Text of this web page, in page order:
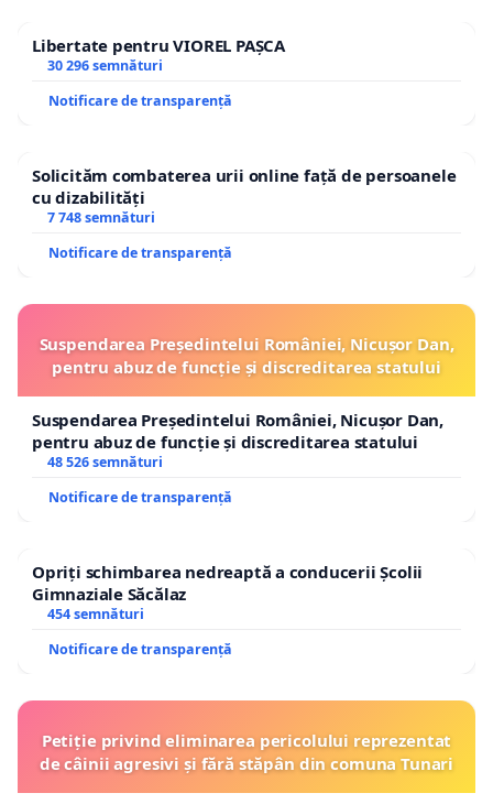
Libertate pentru VIOREL PAȘCA
30 296 semnături
Notificare de transparență
Solicităm combaterea urii online față de persoanele
cu dizabilități
7 748 semnături
Notificare de transparență
Suspendarea Președintelui României, Nicușor Dan,
pentru abuz de funcție și discreditarea statului
Suspendarea Președintelui României, Nicușor Dan,
pentru abuz de funcție și discreditarea statului
48 526 semnături
Notificare de transparență
Opriți schimbarea nedreaptă a conducerii Școlii
Gimnaziale Săcălaz
454 semnături
Notificare de transparență
Petiție privind eliminarea pericolului reprezentat
de câinii agresivi și fără stăpân din comuna Tunari